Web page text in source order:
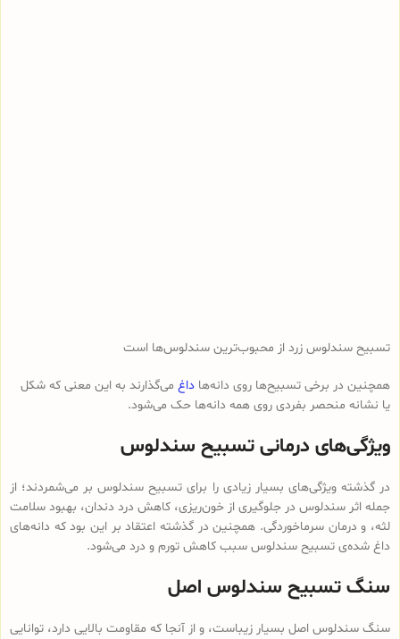
تسبیح سندلوس زرد از محبوب‌ترین سندلوس‌ها است
همچنین در برخی تسبیح‌ها روی دانه‌ها داغ می‌گذارند به این معنی که شکل
یا نشانه منحصر بفردی روی همه دانه‌ها حک می‌شود.
ویژگی‌های درمانی تسبیح سندلوس
در گذشته ویژگی‌های بسیار زیادی را برای تسبیح سندلوس بر می‌شمردند؛ از
جمله اثر سندلوس در جلوگیری از خون‌ریزی، کاهش درد دندان، بهبود سلامت
لثه، و درمان سرماخوردگی. همچنین در گذشته اعتقاد بر این بود که دانه‌های
داغ شده‌ی تسبیح سندلوس سبب کاهش تورم و درد می‌شود.
سنگ تسبیح سندلوس اصل
سنگ سندلوس اصل بسیار زیباست، و از آنجا که مقاومت بالایی دارد، توانایی